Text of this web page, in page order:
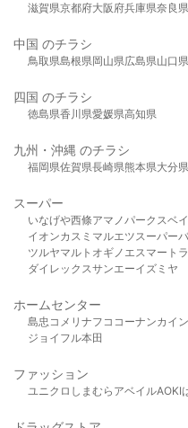
滋賀県京都府大阪府兵庫県奈良県
中国 のチラシ
鳥取県島根県岡山県広島県山口県
四国 のチラシ
徳島県香川県愛媛県高知県
九州・沖縄 のチラシ
福岡県佐賀県長崎県熊本県大分県
スーパー
いなげや西條アマノパークスベ
イオンカスミ マルエツスーパー
ツルヤマルト オギノ エスマート
ダイレックスサンエーイズミヤ
ホームセンター
島忠 コメリ ナフコ コーナンカイ
ジョイフル本田
ファッション
ユニクロ しまむら アベイルAOKI